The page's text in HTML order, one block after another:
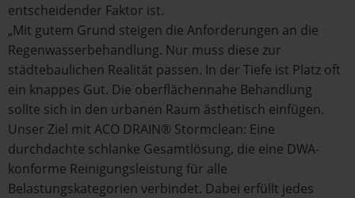
entscheidender Faktor ist.
„Mit gutem Grund steigen die Anforderungen an die
Regenwasserbehandlung. Nur muss diese zur
städtebaulichen Realität passen. In der Tiefe ist Platz oft
ein knappes Gut. Die oberflächennahe Behandlung
sollte sich in den urbanen Raum ästhetisch einfügen.
Unser Ziel mit ACO DRAIN® Stormclean: Eine
durchdachte schlanke Gesamtlösung, die eine DWA-
konforme Reinigungsleistung für alle
Belastungskategorien verbindet. Dabei erfüllt jedes